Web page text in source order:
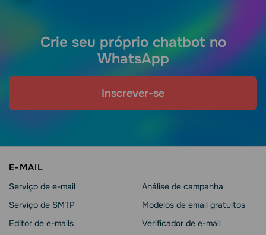
Crie seu próprio chatbot no
WhatsApp
Inscrever-se
E-MAIL
Serviço de e-mail
Serviço de SMTP
Editor de e-mails
Análise de campanha
Modelos de email gratuitos
Verificador de e-mail